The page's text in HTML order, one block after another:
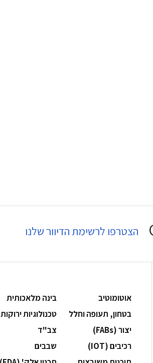
הצטרפו לרשימת הדיוור שלנו
אוטומוטיב
בינה מלאכותית
בטחון, תעופה וחלל
‫טכנולוגיות ירוקות‬
‫יצור (‪(FABs‬‬
‫צב"ד‬
‫רכיבים‬ (IOT)
‫שבבים‬